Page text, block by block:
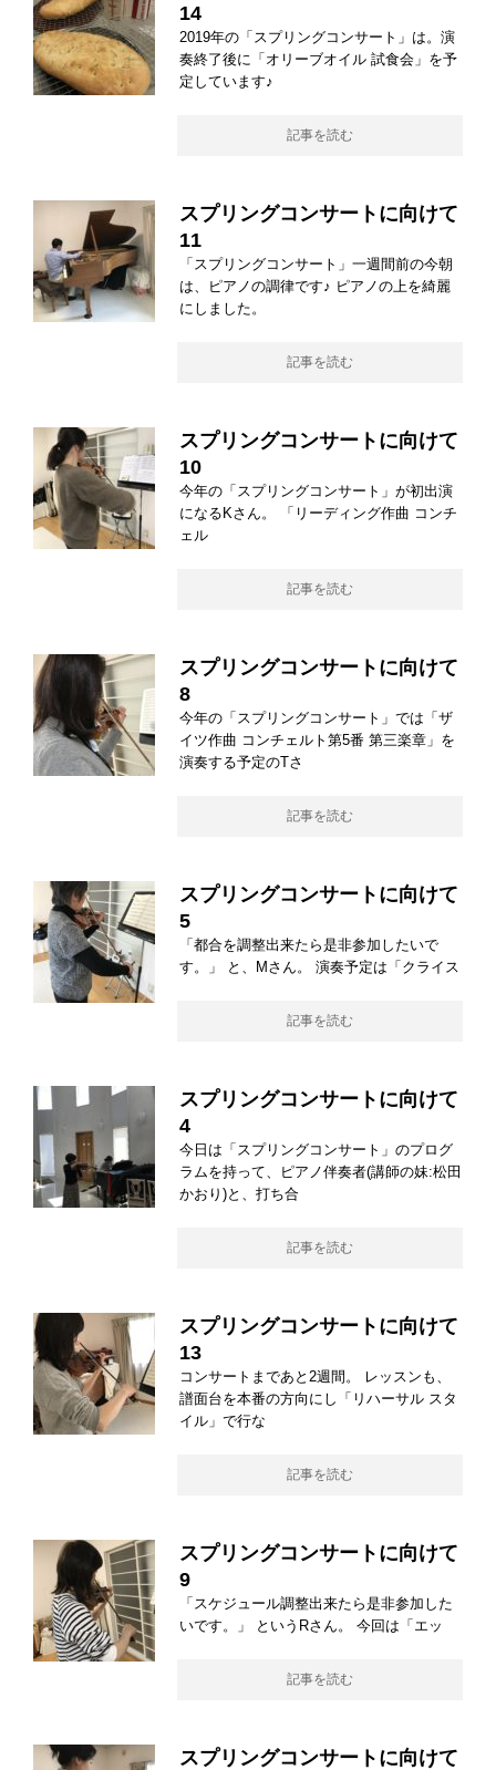
14
2019年の「スプリングコンサート」は。演
奏終了後に「オリーブオイル 試食会」を予
定しています♪
記事を読む
スプリングコンサートに向けて
11
「スプリングコンサート」一週間前の今朝
は、ピアノの調律です♪ ピアノの上を綺麗
にしました。
記事を読む
スプリングコンサートに向けて
10
今年の「スプリングコンサート」が初出演
になるKさん。 「リーディング作曲 コンチ
ェル
記事を読む
スプリングコンサートに向けて
8
今年の「スプリングコンサート」では「ザ
イツ作曲 コンチェルト第5番 第三楽章」を
演奏する予定のTさ
記事を読む
スプリングコンサートに向けて
5
「都合を調整出来たら是非参加したいで
す。」 と、Mさん。 演奏予定は「クライス
記事を読む
スプリングコンサートに向けて
4
今日は「スプリングコンサート」のプログ
ラムを持って、ピアノ伴奏者(講師の妹:松田
かおり)と、打ち合
記事を読む
スプリングコンサートに向けて
13
コンサートまであと2週間。 レッスンも、
譜面台を本番の方向にし「リハーサル スタ
イル」で行な
記事を読む
スプリングコンサートに向けて
9
「スケジュール調整出来たら是非参加した
いです。」 というRさん。 今回は「エッ
記事を読む
スプリングコンサートに向けて